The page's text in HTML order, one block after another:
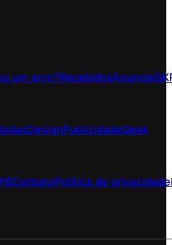
um erro?RecebidosAnuncie
DesignPublicidadeGeek
ContatoPolítica de privacidade